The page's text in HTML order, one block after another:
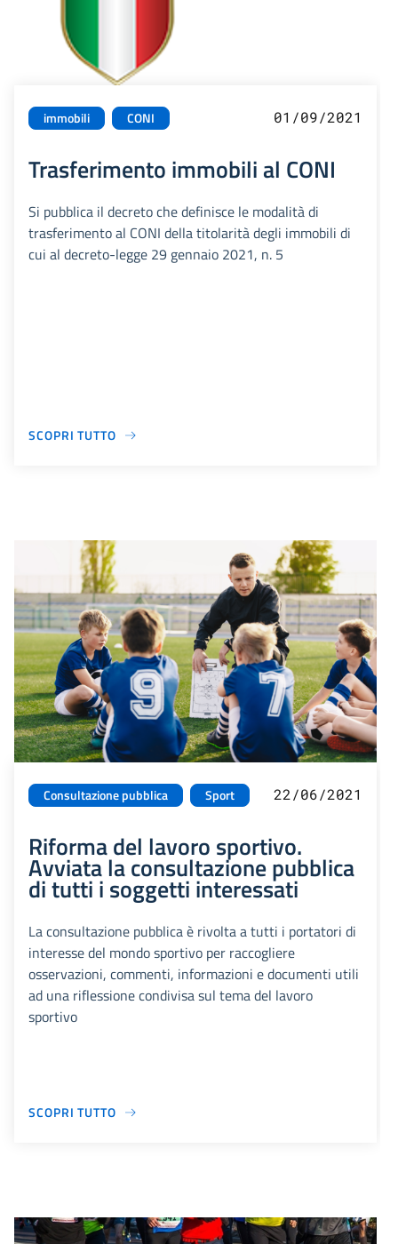
immobili CONI 01/09/2021
Trasferimento immobili al CONI
Si pubblica il decreto che definisce le modalità di
trasferimento al CONI della titolarità degli immobili di
cui al decreto-legge 29 gennaio 2021, n. 5
SCOPRI TUTTO
Consultazione pubblica Sport 22/06/2021
Riforma del lavoro sportivo.
Avviata la consultazione pubblica
di tutti i soggetti interessati
La consultazione pubblica è rivolta a tutti i portatori di
interesse del mondo sportivo per raccogliere
osservazioni, commenti, informazioni e documenti utili
ad una riflessione condivisa sul tema del lavoro
sportivo
SCOPRI TUTTO